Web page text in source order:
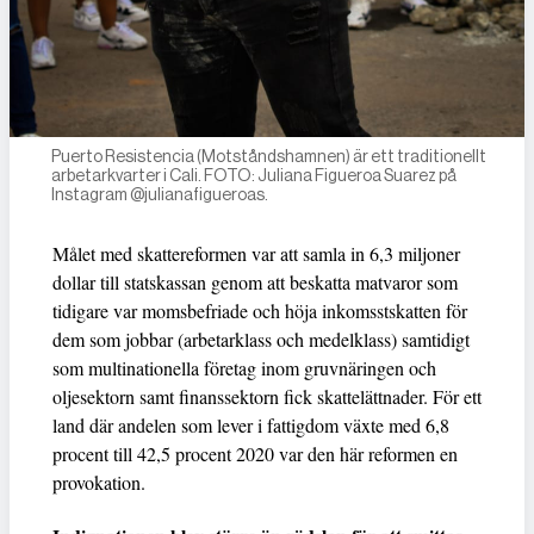
Puerto Resistencia (Motståndshamnen) är ett traditionellt
arbetarkvarter i Cali. FOTO: Juliana Figueroa Suarez på
Instagram @julianafigueroas.
Målet med skattereformen var att samla in 6,3 miljoner
dollar till statskassan genom att beskatta matvaror som
tidigare var momsbefriade och höja inkomsstskatten för
dem som jobbar (arbetarklass och medelklass) samtidigt
som multinationella företag inom gruvnäringen och
oljesektorn samt finanssektorn fick skattelättnader. För ett
land där andelen som lever i fattigdom växte med 6,8
procent till 42,5 procent 2020 var den här reformen en
provokation.